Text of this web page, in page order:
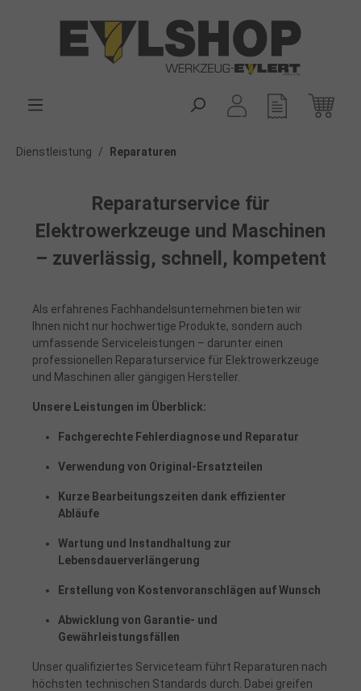
Dienstleistung / Reparaturen
Reparaturservice für
Elektrowerkzeuge und Maschinen
– zuverlässig, schnell, kompetent
Als erfahrenes Fachhandelsunternehmen bieten wir
Ihnen nicht nur hochwertige Produkte, sondern auch
umfassende Serviceleistungen – darunter einen
professionellen Reparaturservice für Elektrowerkzeuge
und Maschinen aller gängigen Hersteller.
Unsere Leistungen im Überblick:
Fachgerechte Fehlerdiagnose und Reparatur
Verwendung von Original-Ersatzteilen
Kurze Bearbeitungszeiten dank effizienter
Abläufe
Wartung und Instandhaltung zur
Lebensdauerverlängerung
Erstellung von Kostenvoranschlägen auf Wunsch
Abwicklung von Garantie- und
Gewährleistungsfällen
Unser qualifiziertes Serviceteam führt Reparaturen nach
höchsten technischen Standards durch. Dabei greifen